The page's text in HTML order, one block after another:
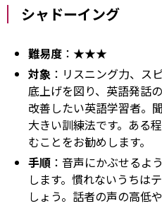
シャドーイング
難易度 ：★★★
対象 ：リスニング力、ス
底上げを図り、英語発話
改善したい英語学習者。
大きい訓練法です。ある
むことをお勧めします。
手順 ：音声にかぶせるよ
します。慣れないうちは
しょう。話者の声の高低